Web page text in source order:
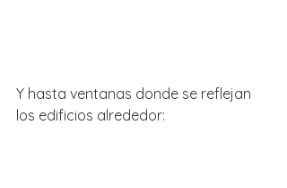
Y hasta ventanas donde se reflejan
los edificios alrededor: